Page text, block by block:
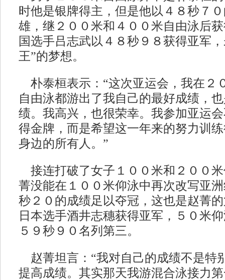
时他是银牌得主，但是他以４８秒７
雄，继２００米和４００米自由泳后
国选手吕志武以４８秒９８获得亚军
王”的梦想。
朴泰桓表示：“这次亚运会，我在２
自由泳都游出了我自己的最好成绩，
绩。我高兴，也很荣幸。我参加亚运
得金牌，而是希望这一年来的努力训
身边的所有人。”
接连打破了女子１００米和２００
菁没能在１００米仰泳中再次改写亚
秒２０的成绩足以夺冠，这也是赵菁
日本选手酒井志穗获得亚军，５０米
５９秒９０名列第三。
赵菁坦言：“我对自己的成绩不是特
提高成绩。其实那天我游混合泳接力